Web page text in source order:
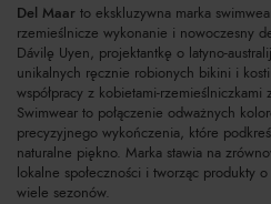
Del Maar to ekskluzywna marka
rzemieślnicze wykonanie i nowoczesny
Dávilę Uyen, projektantkę o latyno-
unikalnych ręcznie robionych bikini i
współpracy z kobietami-
Swimwear to połączenie odważnych
precyzyjnego wykończenia, które
naturalne piękno. Marka stawia na
lokalne społeczności i tworząc produkty
wiele sezonów.